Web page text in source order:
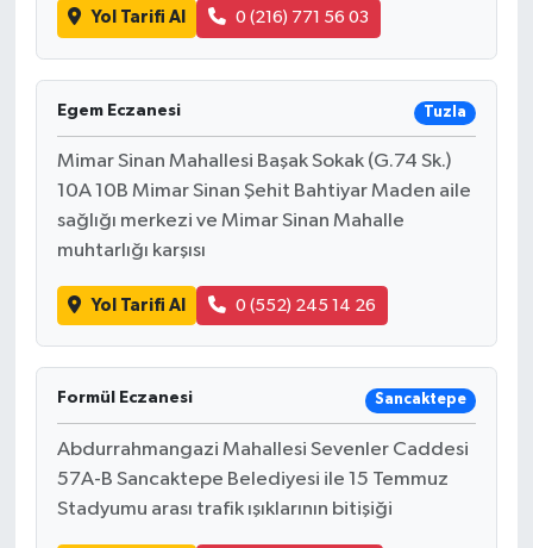
Yol Tarifi Al 0 (216) 771 56 03
Egem Eczanesi Tuzla
Mimar Sinan Mahallesi Başak Sokak (G.74 Sk.)
10A 10B Mimar Sinan Şehit Bahtiyar Maden aile
sağlığı merkezi ve Mimar Sinan Mahalle
muhtarlığı karşısı
Yol Tarifi Al 0 (552) 245 14 26
Formül Eczanesi Sancaktepe
Abdurrahmangazi Mahallesi Sevenler Caddesi
57A-B Sancaktepe Belediyesi ile 15 Temmuz
Stadyumu arası trafik ışıklarının bitişiği